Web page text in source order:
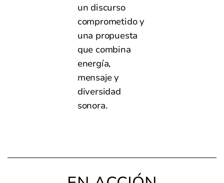
un discurso
comprometido y
una propuesta
que combina
energía,
mensaje y
diversidad
sonora.